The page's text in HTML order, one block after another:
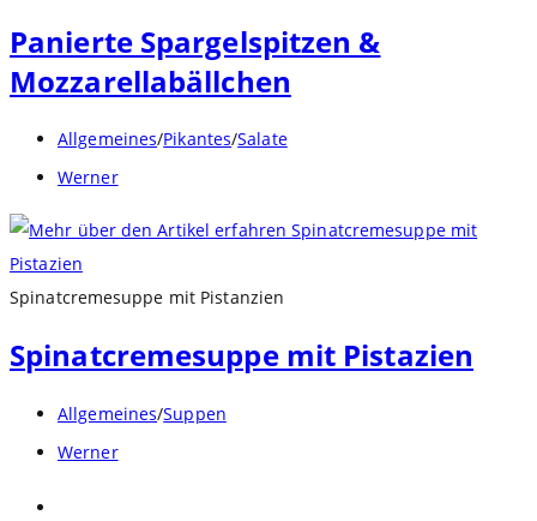
Panierte Spargelspitzen &
Mozzarellabällchen
Beitrags-
Kategorie:
Allgemeines/Pikantes/Salate
Beitrags-
Werner
Spinatcremesuppe mit Pistanzien
Spinatcremesuppe mit Pistazien
Beitrags-
Kategorie:
Allgemeines/Suppen
Beitrags-
Werner